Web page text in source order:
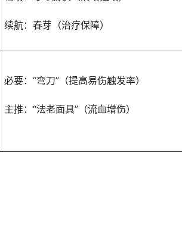
续航：春芽（治疗保障）
必要：“弯刀”（提高易伤触发率）
主推：“法老面具”（流血增伤）